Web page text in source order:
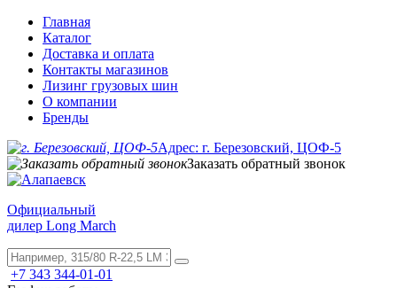
Главная
Каталог
Доставка и оплата
Контакты магазинов
Лизинг грузовых шин
О компании
Бренды
Адрес: г. Березовский, ЦОФ-5
Заказать обратный звонок
Официальный
дилер Long March
+7 343 344-01-01